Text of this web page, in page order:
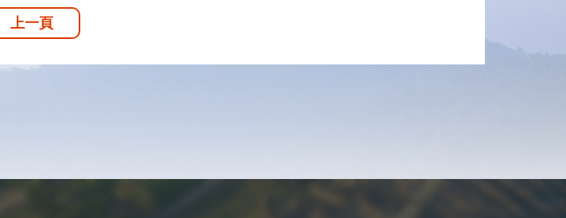
上一頁